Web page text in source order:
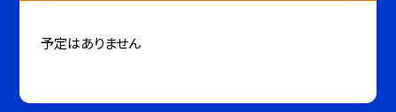
予定はありません